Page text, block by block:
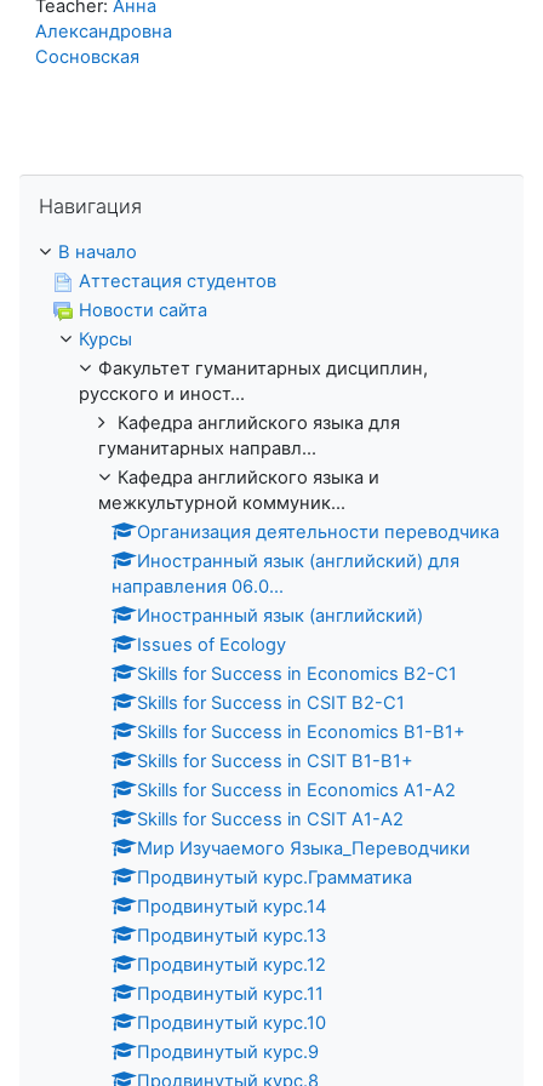
Teacher: Анна
Александровна
Сосновская
Навигация
В начало
Аттестация студентов
Новости сайта
Курсы
Факультет гуманитарных дисциплин,
русского и иност...
Кафедра английского языка для
гуманитарных направл...
Кафедра английского языка и
межкультурной коммуник...
Организация деятельности переводчика
Иностранный язык (английский) для
направления 06.0...
Иностранный язык (английский)
Issues of Ecology
Skills for Success in Economics B2-C1
Skills for Success in CSIT B2-C1
Skills for Success in Economics B1-B1+
Skills for Success in CSIT B1-B1+
Skills for Success in Economics A1-A2
Skills for Success in CSIT A1-A2
Мир Изучаемого Языка_Переводчики
Продвинутый курс.Грамматика
Продвинутый курс.14
Продвинутый курс.13
Продвинутый курс.12
Продвинутый курс.11
Продвинутый курс.10
Продвинутый курс.9
Продвинутый курс.8